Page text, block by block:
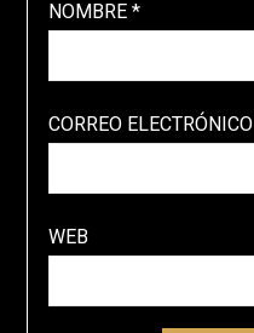
NOMBRE *
CORREO ELECTRÓNICO
WEB